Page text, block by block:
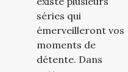
séries qui
émerveilleront vos
moments de
détente. Dans